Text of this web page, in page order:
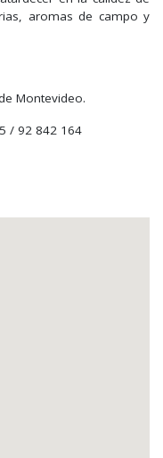
aromas de campo y
Montevideo.
/ 92 842 164